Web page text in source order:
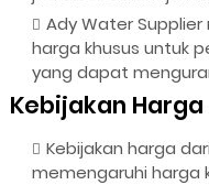
Ady Water
harga khusus untuk
yang dapat
Kebijakan
Kebijakan harga
memengaruhi harga